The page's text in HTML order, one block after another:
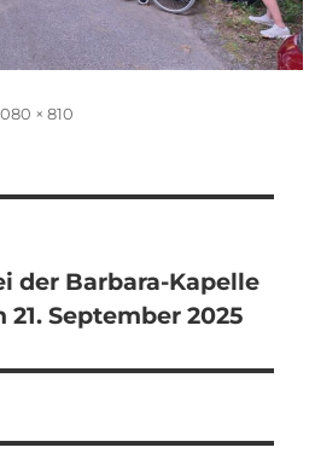
× 810
der Barbara-Kapelle
September 2025